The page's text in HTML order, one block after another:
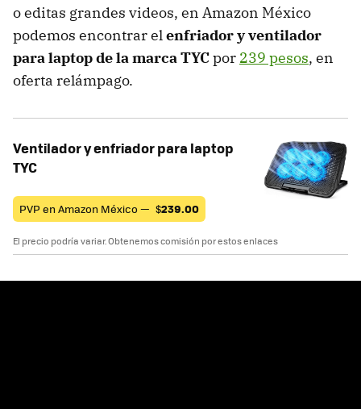
o editas grandes videos, en Amazon México
podemos encontrar elenfriador y ventilador
para laptop de la marca TYCpor 239 pesos, en
oferta relámpago.
Ventilador y enfriador para laptop
TYC
PVP en Amazon México — $239.00
El precio podría variar. Obtenemos comisión por estos enlaces